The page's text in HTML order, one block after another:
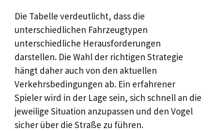
Die Tabelle verdeutlicht, dass die
unterschiedlichen Fahrzeugtypen
unterschiedliche Herausforderungen
darstellen. Die Wahl der richtigen Strategie
hängt daher auch von den aktuellen
Verkehrsbedingungen ab. Ein erfahrener
Spieler wird in der Lage sein, sich schnell an die
jeweilige Situation anzupassen und den Vogel
sicher über die Straße zu führen.